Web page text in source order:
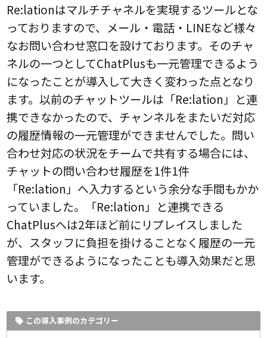
Re:lationはマルチチャネルを実現するツールとな
っておりますので、メール・電話・LINEなど様々
なお問い合わせ窓口を設けております。そのチャ
ネルの一つとしてChatPlusも一元管理できるよう
になったことが導入して大きく変わった点となり
ます。以前のチャットツールは「Re:lation」と連
携できなかったので、チャンネルをまたいだ対応
の履歴情報の一元管理ができませんでした。問い
合わせ対応の状況をチームで共有する場合には、
チャットの問い合わせ履歴を1件1件
「Re:lation」へ入力するという余分な手間もかか
っていました。「Re:lation」と連携できる
ChatPlusへは2年ほど前にリプレイスしました
が、スタッフに負担を掛けることなく履歴の一元
管理ができるようになったことも導入効果だと思
います。
この導入事例のカテゴリー